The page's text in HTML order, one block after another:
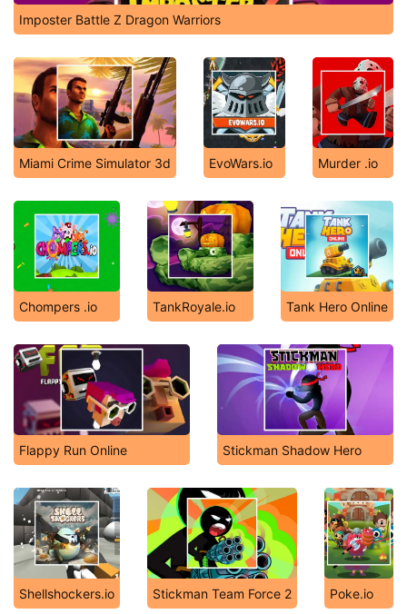
Imposter Battle Z Dragon Warriors
Miami Crime Simulator 3d EvoWars.io Murder .io
Chompers .io TankRoyale.io Tank Hero Online
Flappy Run Online Stickman Shadow Hero
Shellshockers.io Stickman Team Force 2 Poke.io